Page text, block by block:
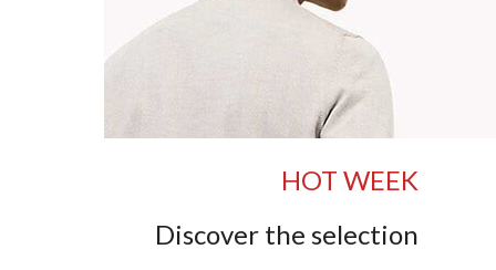
HOT WEEK
Discover the selection